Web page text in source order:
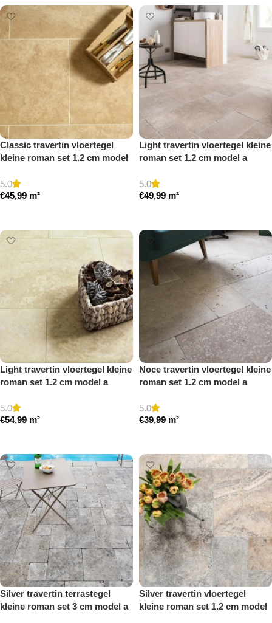
Classic travertin vloertegel
kleine roman set 1.2 cm model
5.0
€45,99 m²
Light travertin vloertegel kleine
roman set 1.2 cm model a
5.0
€49,99 m²
Light travertin vloertegel kleine
roman set 1.2 cm model a
5.0
€54,99 m²
Noce travertin vloertegel kleine
roman set 1.2 cm model a
5.0
€39,99 m²
Silver travertin terrastegel
kleine roman set 3 cm model a
Silver travertin vloertegel
kleine roman set 1.2 cm model